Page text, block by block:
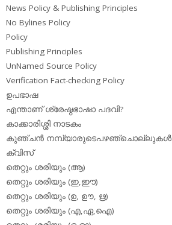
News Policy & Publishing Principles
No Bylines Policy
Policy
Publishing Principles
UnNamed Source Policy
Verification Fact-checking Policy
ഉപഭാഷ
എന്താണ് ശ്രേഷ്ഠഭാഷാ പദവി?
കാക്കാരിശ്ശി നാടകം
കുഞ്ചന്‍ നമ്പ്യാരുടെപഴഞ്ചൊല്ലുകള്‍
ക്വിസ്
തെറ്റും ശരിയും (ആ)
തെറ്റും ശരിയും (ഇ,ഈ)
തെറ്റും ശരിയും (ഉ, ഊ, ഋ)
തെറ്റും ശരിയും (എ,ഏ,ഐ)